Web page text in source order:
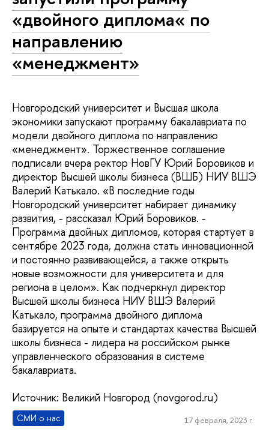
«двойного диплома« по
направлению
«менеджмент»
Новгородский университет и Высшая школа
экономики запускают программу бакалавриата по
модели двойного диплома по направлению
«менеджмент». Торжественное соглашение
подписали вчера ректор НовГУ Юрий Боровиков и
директор Высшей школы бизнеса (ВШБ) НИУ ВШЭ
Валерий Катькало. «В последние годы
Новгородский университет набирает динамику
развития, - рассказал Юрий Боровиков. -
Программа двойных дипломов, которая стартует в
сентябре 2023 года, должна стать инновационной
и постоянно развивающейся, а также открыть
новые возможности для университета и для
региона в целом». Как подчеркнул директор
Высшей школы бизнеса НИУ ВШЭ Валерий
Катькало, программа двойного диплома
базируется на опыте и стандартах качества Высшей
школы бизнеса - лидера на российском рынке
управленческого образования в системе
бакалавриата.
Источник: Великий Новгород (novgorod.ru)
СМИ о нас 17 февраля, 2023 г.